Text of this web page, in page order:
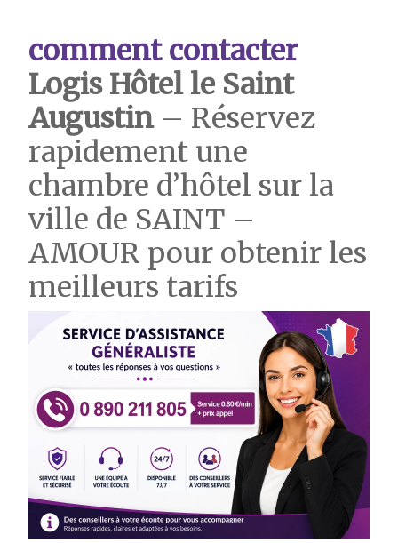
comment contacter
Logis Hôtel le Saint
Augustin– Réservez
rapidement une
chambre d’hôtel sur la
ville de SAINT –
AMOUR pour obtenir les
meilleurs tarifs